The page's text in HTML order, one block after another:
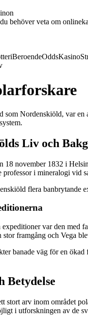
behöver veta om
BeroendeOddsKasino
Nordenskiöld, var en
Liv och
november 1832 i
i mineralogi vid
flera banbrytande
var den med
framgång och Vega
banade väg för en
Betydelse
arv inom området
i utforskningen av de